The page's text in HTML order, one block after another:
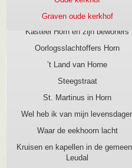
Kasteel Horn, burcht aan de Maas
Kasteel Horn en zijn bewoners
Oorlogsslachtoffers Horn
’t Land van Horne
Steegstraat
St. Martinus in Horn
Wel heb ik van mijn
Waar de eekhoorn lacht
Kruisen en kapellen in de
Leudal
Graven oude kerkhof
Horn telt 14
monumenten.
Hornerheide 1
Boskapel